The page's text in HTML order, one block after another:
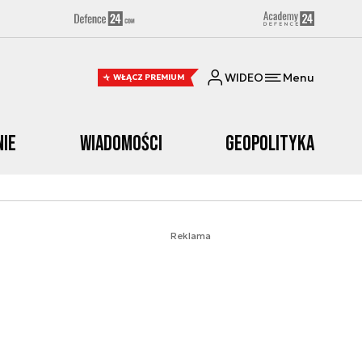
WŁĄCZ PREMIUM WIDEO Menu
Wiadomości Geopolityka
Reklama